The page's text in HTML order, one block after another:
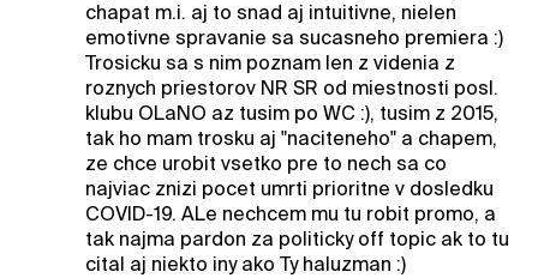
chapat m.i. aj to snad aj intuitivne, nielen
emotivne spravanie sa sucasneho premiera :)
Trosicku sa s nim poznam len z videnia z
roznych priestorov NR SR od miestnosti posl.
klubu OLaNO az tusim po WC :), tusim z 2015,
tak ho mam trosku aj "naciteneho" a chapem,
ze chce urobit vsetko pre to nech sa co
najviac znizi pocet umrti prioritne v dosledku
COVID-19. ALe nechcem mu tu robit promo, a
tak najma pardon za politicky off topic ak to tu
cital aj niekto iny ako Ty haluzman :)